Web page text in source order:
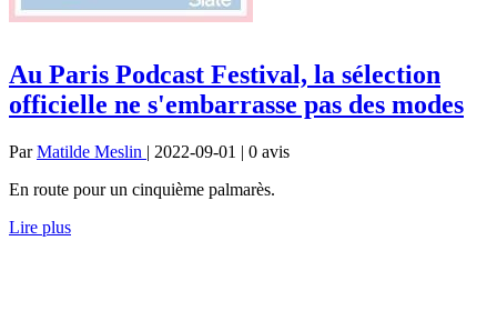
Au Paris Podcast Festival, la sélection
officielle ne s'embarrasse pas des modes
ParMatilde Meslin | 2022-09-01 | 0 avis
En route pour un cinquième palmarès.
Lire plus